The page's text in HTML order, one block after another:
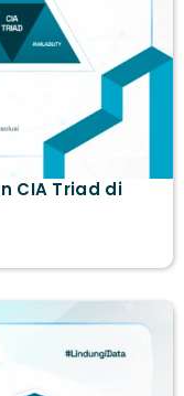
CIA Triad di